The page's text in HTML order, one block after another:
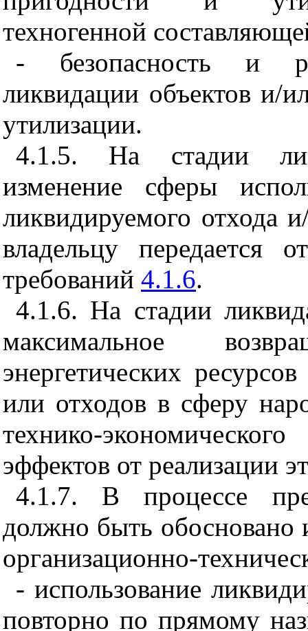
техногенной
- безопасность и
ликвидации объектов и/
утилизации.
4.1.5. На стадии
изменение сферы
ликвидируемого отхода
владельцу передается
требований 4.1.6.
4.1.6. На стадии
максимальное
энергетических
или отходов в сферу
технико-
эффектов от реализации
4.1.7. В процессе
должно быть
организационно-
- использование
повторно по прямому